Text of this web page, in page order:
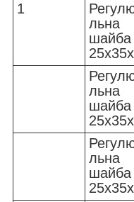
1
льна
шайба
льна
шайба
льна
шайба